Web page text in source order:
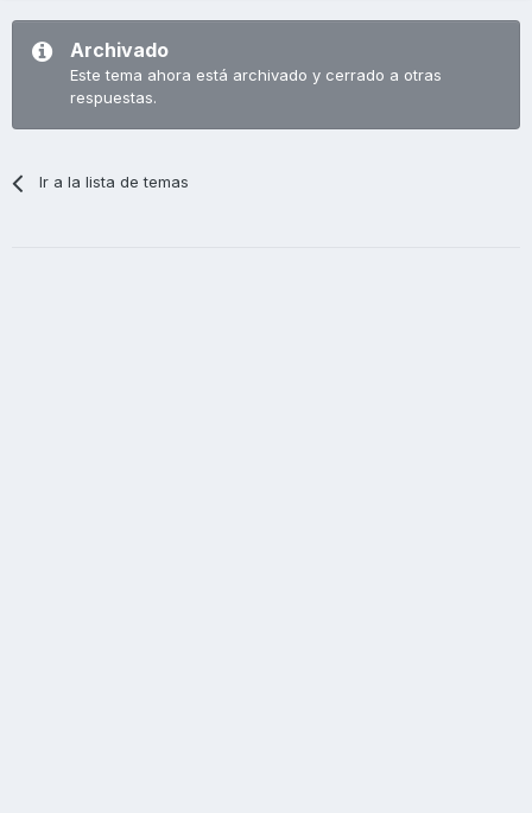
Archivado
Este tema ahora está archivado y cerrado a otras
respuestas.
Ir a la lista de temas